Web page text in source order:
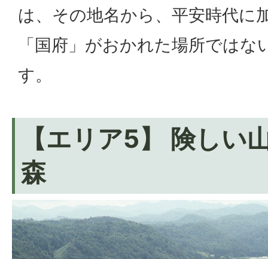
は、その地名から、平安時代に
「国府」がおかれた場所では
す。
【エリア5】 険しい
森